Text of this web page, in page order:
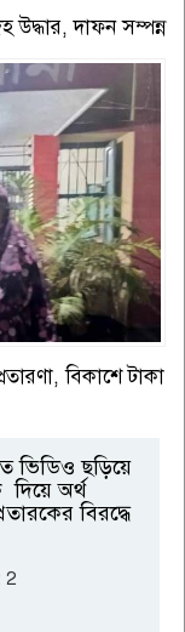
উদ্ধার, দাফন সম্পন্ন
বিকাশে টাকা
ভিডিও ছড়িয়ে
অর্থ
বিরদ্ধে
2